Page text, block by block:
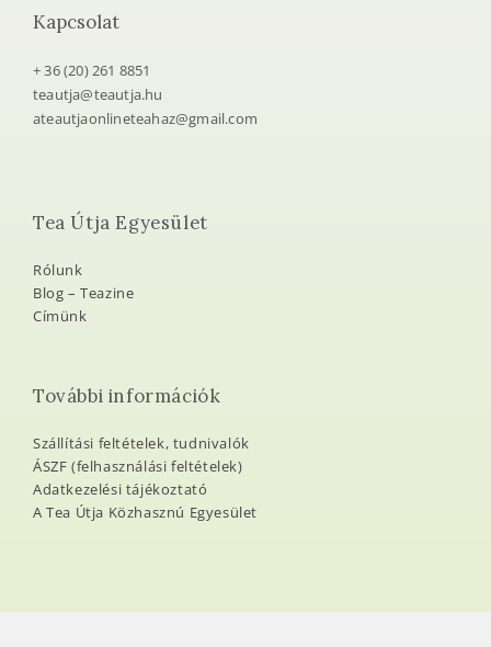
Kapcsolat
+ 36 (20) 261 8851
teautja@teautja.hu
ateautjaonlineteahaz@gmail.com
Tea Útja Egyesület
Rólunk
Blog – Teazine
Címünk
További információk
Szállítási feltételek, tudnivalók
ÁSZF (felhasználási feltételek)
Adatkezelési tájékoztató
A Tea Útja Közhasznú Egyesület